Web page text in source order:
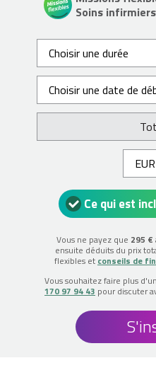
Soins infirmiers
Ce qui est
Vous ne payez que 295 €
ensuite déduits du prix
flexibles et conseils de
Vous souhaitez faire plus
170 97 94 43 pour discuter